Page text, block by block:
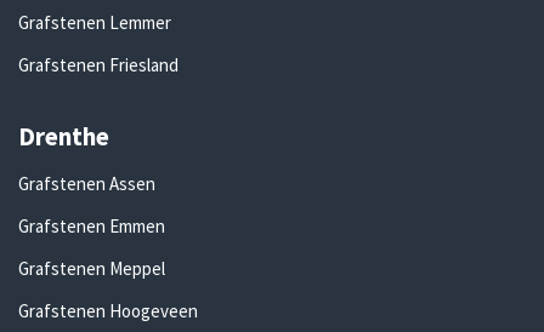
Grafstenen Lemmer
Grafstenen Friesland
Drenthe
Grafstenen Assen
Grafstenen Emmen
Grafstenen Meppel
Grafstenen Hoogeveen